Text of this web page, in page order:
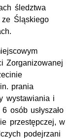
śledztwa
Śląskiego
Zorganizowanej
prania
wystawiania i
osób usłyszało
przestępczej, w
podejrzani